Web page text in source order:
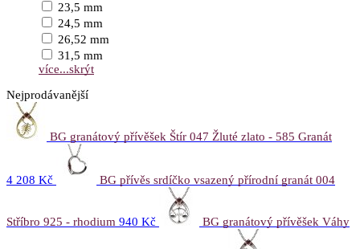
23,5 mm
24,5 mm
26,52 mm
31,5 mm
více...skrýt
Nejprodávanější
BG granátový přívěšek Štír 047 Žluté zlato - 585 Granát
4 208 Kč BG přívěs srdíčko vsazený přírodní granát 004
Stříbro 925 - rhodium 940 Kč BG granátový přívěšek Váhy